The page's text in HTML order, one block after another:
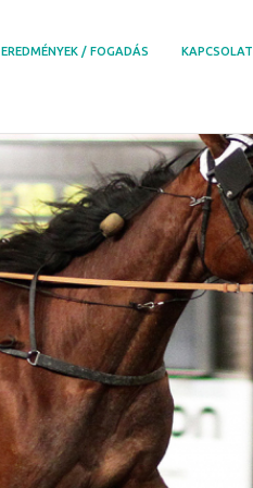
EREDMÉNYEK / FOGADÁS KAPCSOLAT